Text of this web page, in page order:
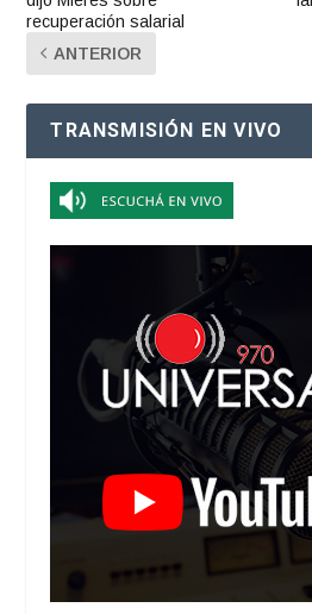
recuperación salarial
ANTERIOR
TRANSMISIÓN EN VIVO